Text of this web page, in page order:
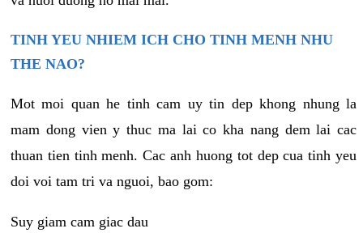
TINH YEU NHIEM ICH CHO TINH MENH NHU
THE NAO?
Mot moi quan he tinh cam uy tin dep khong nhung la
mam dong vien y thuc ma lai co kha nang dem lai cac
thuan tien tinh menh. Cac anh huong tot dep cua tinh yeu
doi voi tam tri va nguoi, bao gom:
Suy giam cam giac dau